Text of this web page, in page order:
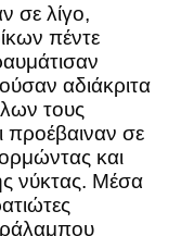
σε λίγο,
πέντε
αδιάκριτα
τους
προέβαιναν σε
και
νύκτας. Μέσα